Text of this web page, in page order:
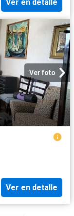
Ver en detalle
Ver foto
Ver en detalle